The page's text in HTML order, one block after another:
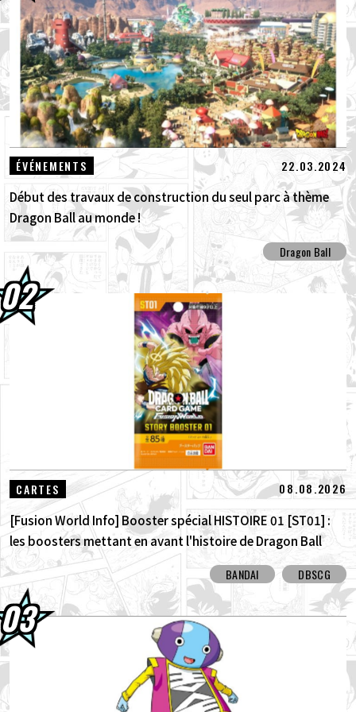
01.08.2026
Packs avancés Dragon Ball Super Divers
Battle of Saiyans en vente maintenant !
30.07.2026
DRAGON BALL: Sparking! ZERO : Le
nouveau DLC NEO, véritable concent...
30.07.2026
[Interview avec Hironobu Kageyama !] La
Thème principal de DRAGON BALL: S...
ÉVÉNEMENTS 22.03.2024
Début des travaux de construction du seul parc à thème
Dragon Ball au monde !
Dragon Ball
CARTES 08.08.2026
[Fusion World Info] Booster spécial HISTOIRE 01 [ST01] :
les boosters mettant en avant l'histoire de Dragon Ball
sont arrivés ! Découvrez toutes les cartes à illustration
alternative !
BANDAI DBSCG